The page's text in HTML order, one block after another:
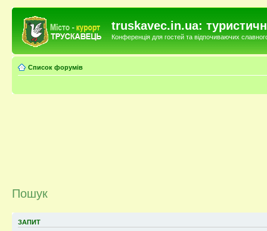
truskavec.in.ua:
Конференція для гостей та відпочиваючих
Список форумів
Пошук
ЗАПИТ